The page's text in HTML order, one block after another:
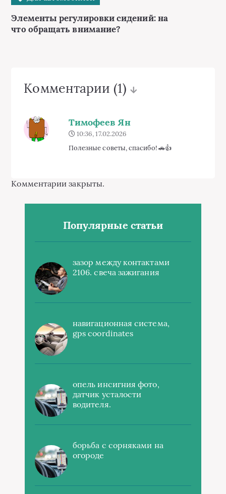
Элементы регулировки сидений: на
что обращать внимание?
Комментарии (1)
Тимофеев Ян
10:36, 17.02.2026
Полезные советы, спасибо! 🚗👍
Комментарии закрыты.
Популярные статьи
зазор между контактами
2106. свеча зажигания
навигационная система,
gps coordinates
опель инсигния фото,
датчик усталости
водителя.
борьба с сорняками на
огороде